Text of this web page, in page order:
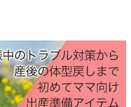
は個人差があるとのこと。い
らの両立生活をしていけると
本真理子）